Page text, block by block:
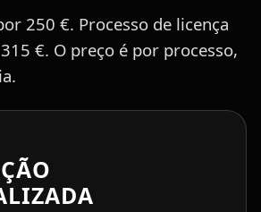
250 €. Processo de licença
€. O preço é por processo,